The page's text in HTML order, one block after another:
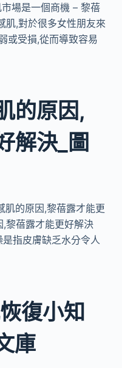
場是一個商機 – 黎蓓
肌,對於很多女性朋友來
或受損,從而導致容易
的原因,
解決_圖
的原因,黎蓓露才能更
黎蓓露才能更好解決
指皮膚缺乏水分令人
復小知
庫